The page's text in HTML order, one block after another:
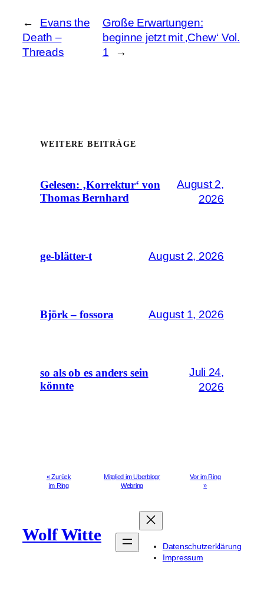
←
Evans the
Death –
Threads
Große Erwartungen:
beginne jetzt mit ‚Chew‘ Vol.
1
→
WEITERE BEITRÄGE
Gelesen: ‚Korrektur‘ von
Thomas Bernhard
August 2,
2026
ge-blätter-t August 2, 2026
Björk – fossora August 1, 2026
so als ob es anders sein
könnte
Juli 24,
2026
« Zurück
im Ring
Mitglied im Uberblogr
Webring
Vor im Ring
»
Wolf Witte
Datenschutzerklärung
Impressum